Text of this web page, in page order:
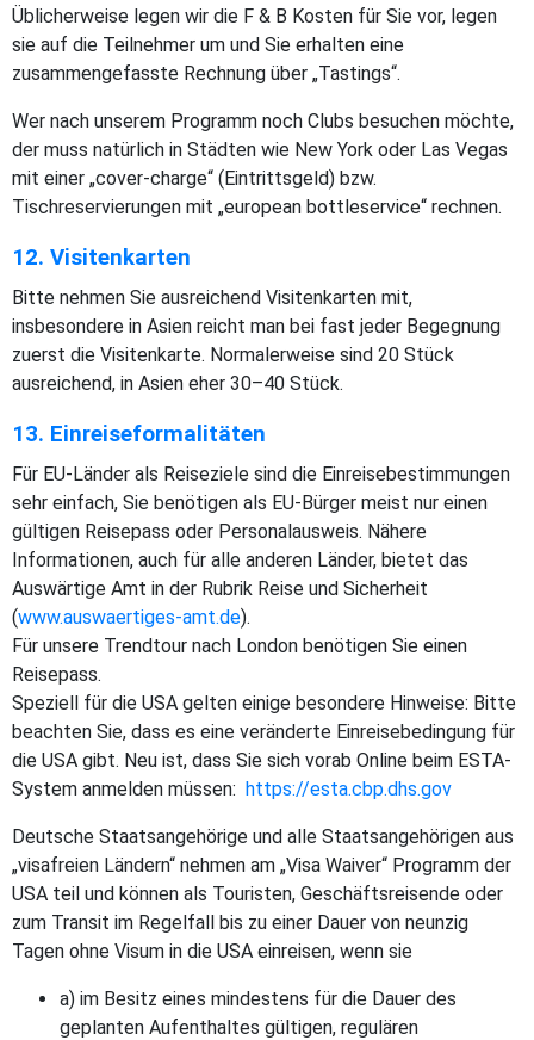
Üblicherweise legen wir die F & B Kosten für Sie vor, legen
sie auf die Teilnehmer um und Sie erhalten eine
zusammengefasste Rechnung über „Tastings“.
Wer nach unserem Programm noch Clubs besuchen möchte,
der muss natürlich in Städten wie New York oder Las Vegas
mit einer „cover-charge“ (Eintrittsgeld) bzw.
Tischreservierungen mit „european bottleservice“ rechnen.
12. Visitenkarten
Bitte nehmen Sie ausreichend Visitenkarten mit,
insbesondere in Asien reicht man bei fast jeder Begegnung
zuerst die Visitenkarte. Normalerweise sind 20 Stück
ausreichend, in Asien eher 30–40 Stück.
13. Einreiseformalitäten
Für EU-Länder als Reiseziele sind die Einreisebestimmungen
sehr einfach, Sie benötigen als EU-Bürger meist nur einen
gültigen Reisepass oder Personalausweis. Nähere
Informationen, auch für alle anderen Länder, bietet das
Auswärtige Amt in der Rubrik Reise und Sicherheit
(www.auswaertiges-amt.de).
Für unsere Trendtour nach London benötigen Sie einen
Reisepass.
Speziell für die USA gelten einige besondere Hinweise: Bitte
beachten Sie, dass es eine veränderte Einreisebedingung für
die USA gibt. Neu ist, dass Sie sich vorab Online beim ESTA-
System anmelden müssen: https://esta.cbp.dhs.gov
Deutsche Staatsangehörige und alle Staatsangehörigen aus
„visafreien Ländern“ nehmen am „Visa Waiver“ Programm der
USA teil und können als Touristen, Geschäftsreisende oder
zum Transit im Regelfall bis zu einer Dauer von neunzig
Tagen ohne Visum in die USA einreisen, wenn sie
a) im Besitz eines mindestens für die Dauer des
geplanten Aufenthaltes gültigen, regulären